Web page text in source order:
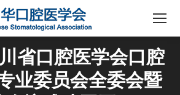
省口腔医学会口腔
业委员会全委会暨